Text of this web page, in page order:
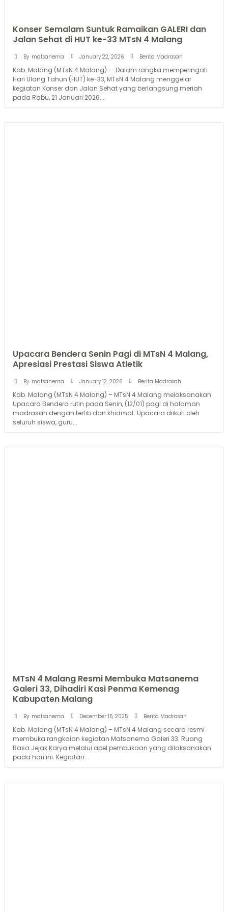
Konser Semalam Suntuk Ramaikan GALERI dan
Jalan Sehat di HUT ke-33 MTsN 4 Malang
By matsanema January 22, 2026 Berita Madrasah
Kab. Malang (MTsN 4 Malang) — Dalam rangka memperingati
Hari Ulang Tahun (HUT) ke-33, MTsN 4 Malang menggelar
kegiatan Konser dan Jalan Sehat yang berlangsung meriah
pada Rabu, 21 Januari 2026...
Upacara Bendera Senin Pagi di MTsN 4 Malang,
Apresiasi Prestasi Siswa Atletik
By matsanema January 12, 2026 Berita Madrasah
Kab. Malang (MTsN 4 Malang) – MTsN 4 Malang melaksanakan
Upacara Bendera rutin pada Senin, (12/01) pagi di halaman
madrasah dengan tertib dan khidmat. Upacara diikuti oleh
seluruh siswa, guru...
MTsN 4 Malang Resmi Membuka Matsanema
Galeri 33, Dihadiri Kasi Penma Kemenag
Kabupaten Malang
By matsanema December 15, 2025 Berita Madrasah
Kab. Malang (MTsN 4 Malang) – MTsN 4 Malang secara resmi
membuka rangkaian kegiatan Matsanema Galeri 33: Ruang
Rasa Jejak Karya melalui apel pembukaan yang dilaksanakan
pada hari ini. Kegiatan...